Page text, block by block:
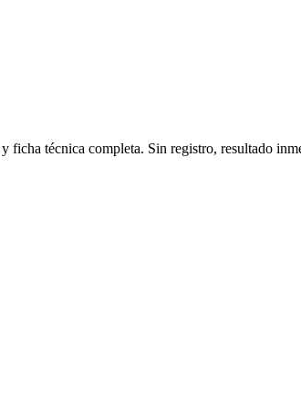
ficha técnica completa. Sin registro, resultado